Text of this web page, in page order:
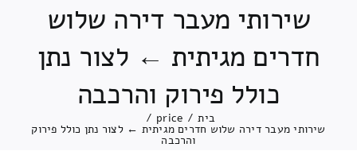
שירותי מעבר דירה שלוש
חדרים מגיתית ← לצור נתן
כולל פירוק והרכבה
בית /
price
/
שירותי מעבר דירה שלוש חדרים מגיתית ← לצור נתן כולל פירוק
והרכבה